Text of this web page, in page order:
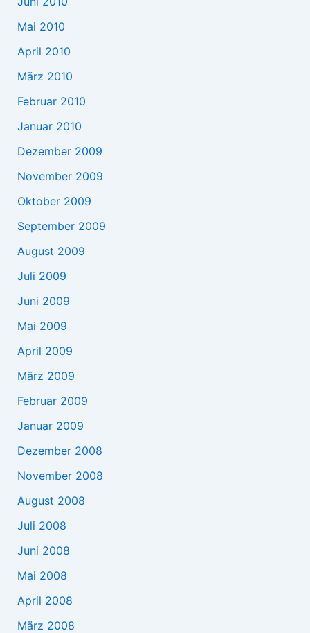
Mai 2010
April 2010
März 2010
Februar 2010
Januar 2010
Dezember 2009
November 2009
Oktober 2009
September 2009
August 2009
Juli 2009
Juni 2009
Mai 2009
April 2009
März 2009
Februar 2009
Januar 2009
Dezember 2008
November 2008
August 2008
Juli 2008
Juni 2008
Mai 2008
April 2008
März 2008